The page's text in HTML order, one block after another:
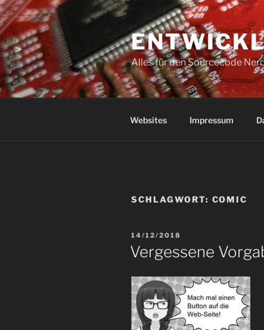
Zum
Inhalt
springen
Alles für den Sourcecode
Websites Impressum
SCHLAGWORT: COMIC
VERÖFFENTLICHT
AM
14/12/2018
Vergessene